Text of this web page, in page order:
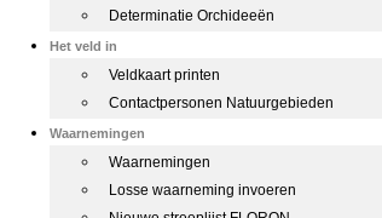
Determinatie Orchideeën
Het veld in
Veldkaart printen
Contactpersonen Natuurgebieden
Waarnemingen
Waarnemingen
Losse waarneming invoeren